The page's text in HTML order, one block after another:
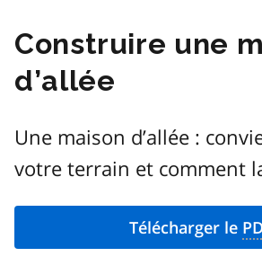
Construire une
d’allée
Une maison d’allée :
votre terrain et comment
Télécharger le